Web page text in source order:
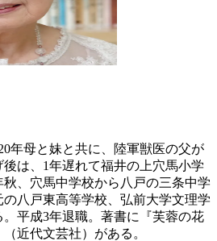
年母と妹と共に、陸軍獣医の父が
は、1年遅れて福井の上穴馬小学
、穴馬中学校から八戸の三条中学
八戸東高等学校、弘前大学文理学
平成3年退職。著書に『芙蓉の花
近代文芸社）がある。